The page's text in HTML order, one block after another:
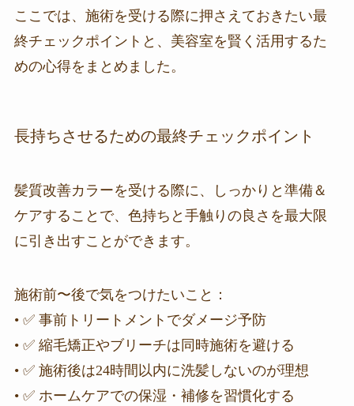
ここでは、施術を受ける際に押さえておきたい最
終チェックポイントと、美容室を賢く活用するた
めの心得をまとめました。
長持ちさせるための最終チェックポイント
髪質改善カラーを受ける際に、しっかりと準備＆
ケアすることで、色持ちと手触りの良さを最大限
に引き出すことができます。
施術前〜後で気をつけたいこと：
• ✅ 事前トリートメントでダメージ予防
• ✅ 縮毛矯正やブリーチは同時施術を避ける
• ✅ 施術後は24時間以内に洗髪しないのが理想
• ✅ ホームケアでの保湿・補修を習慣化する